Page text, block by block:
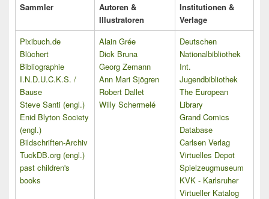
Sammler
Autoren &
Illustratoren
Institutionen &
Verlage
Pixibuch.de
Blüchert
Bibliographie
I.N.D.U.C.K.S. /
Bause
Steve Santi (engl.)
Enid Blyton Society
(engl.)
Bildschriften-Archiv
TuckDB.org (engl.)
past children's
books
Alain Grée
Dick Bruna
Georg Zemann
Ann Mari Sjögren
Robert Dallet
Willy Schermelé
Deutschen
Nationalbibliothek
Int.
Jugendbibliothek
The European
Library
Grand Comics
Database
Carlsen Verlag
Virtuelles Depot
Spielzeugmuseum
KVK - Karlsruher
Virtueller Katalog